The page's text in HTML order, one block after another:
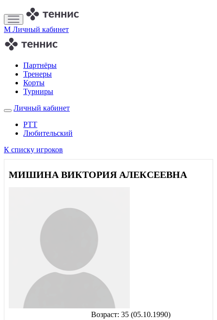
M Личный кабинет
Партнёры
Тренеры
Корты
Турниры
Личный кабинет
РТТ
Любительский
К списку игроков
МИШИНА ВИКТОРИЯ АЛЕКСЕЕВНА
Возраст: 35 (05.10.1990)